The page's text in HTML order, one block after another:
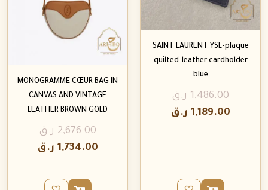
SAINT LAURENT YSL-plaque
quilted-leather cardholder
blue
1,486.00 ر.ق
1,189.00 ر.ق
MONOGRAMME CŒUR BAG IN
CANVAS AND VINTAGE
LEATHER BROWN GOLD
2,676.00 ر.ق
1,734.00 ر.ق